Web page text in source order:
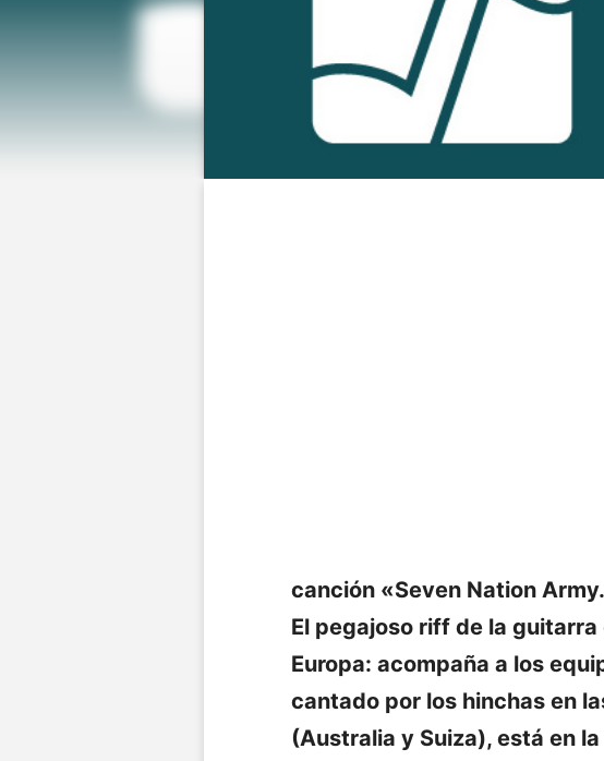
canción «Seven Nation
El pegajoso riff de la
Europa: acompaña a los
cantado por los hinchas en
(Australia y Suiza), está en